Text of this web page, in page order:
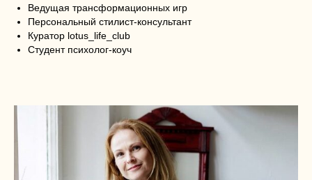
Ведущая трансформационных игр
Персональный стилист-консультант
Куратор lotus_life_club
Студент психолог-коуч